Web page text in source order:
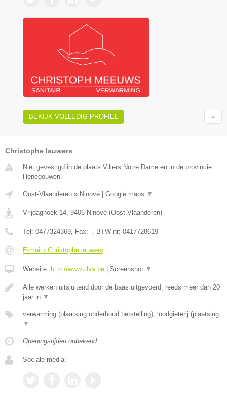
BEKIJK VOLLEDIG PROFIEL
Christophe lauwers
Niet gevestigd in de plaats Villers Notre Dame en in de provincie
Henegouwen.
Oost-Vlaanderen » Ninove Google maps ▼
Vrijdaghoek 14, 9406 Ninove (Oost-Vlaanderen)
Tel: 0477324369, Fax: -, BTW-nr: 0417728619
E-mail › Christophe lauwers
Website: http://www.clvs.be Screenshot ▼
Alle werken uitsluitend door de baas uitgevoerd, reeds meer dan 20
jaar in ▼
verwarming (plaatsing onderhoud herstelling), loodgieterij (plaatsing
▼
Openingstijden onbekend
Sociale media: